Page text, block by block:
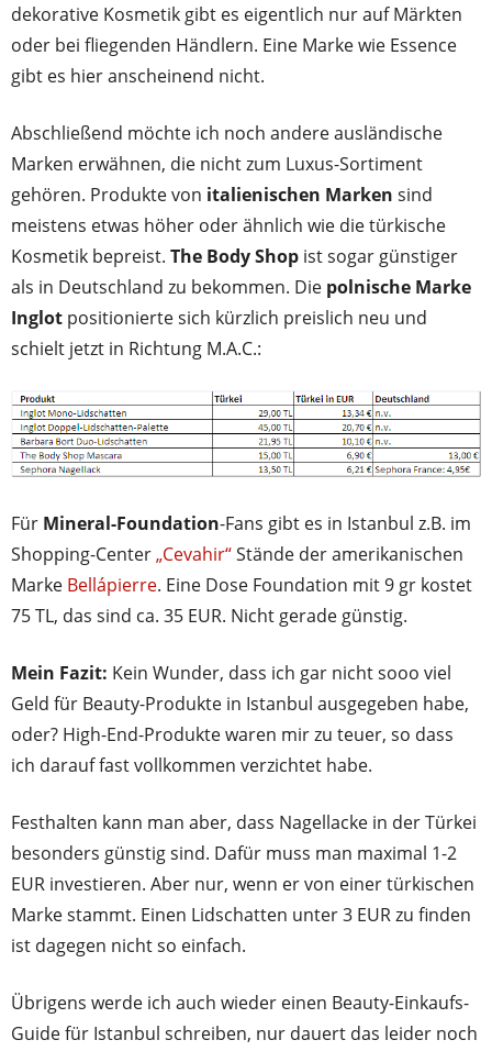
dekorative Kosmetik gibt es eigentlich nur auf Märkten
oder bei fliegenden Händlern. Eine Marke wie Essence
gibt es hier anscheinend nicht.
Abschließend möchte ich noch andere ausländische
Marken erwähnen, die nicht zum Luxus-Sortiment
gehören. Produkte von italienischen Marken sind
meistens etwas höher oder ähnlich wie die türkische
Kosmetik bepreist. The Body Shop ist sogar günstiger
als in Deutschland zu bekommen. Die polnische Marke
Inglot positionierte sich kürzlich preislich neu und
schielt jetzt in Richtung M.A.C.:
Für Mineral-Foundation-Fans gibt es in Istanbul z.B. im
Shopping-Center„Cevahir“Stände der amerikanischen
Marke Bellápierre. Eine Dose Foundation mit 9 gr kostet
75 TL, das sind ca. 35 EUR. Nicht gerade günstig.
Mein Fazit: Kein Wunder, dass ich gar nicht sooo viel
Geld für Beauty-Produkte in Istanbul ausgegeben habe,
oder? High-End-Produkte waren mir zu teuer, so dass
ich darauf fast vollkommen verzichtet habe.
Festhalten kann man aber, dass Nagellacke in der Türkei
besonders günstig sind. Dafür muss man maximal 1-2
EUR investieren. Aber nur, wenn er von einer türkischen
Marke stammt. Einen Lidschatten unter 3 EUR zu finden
ist dagegen nicht so einfach.
Übrigens werde ich auch wieder einen Beauty-Einkaufs-
Guide für Istanbul schreiben, nur dauert das leider noch